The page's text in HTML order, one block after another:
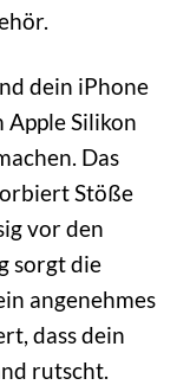
dein iPhone
Silikon
Das
Stöße
vor den
sorgt die
angenehmes
dass dein
rutscht.